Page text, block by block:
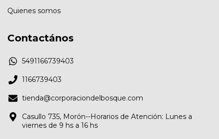
Quienes somos
Contactános
5491166739403
1166739403
tienda@corporaciondelbosque.com
Casullo 735, Morón--Horarios de Atención: Lunes a
viernes de 9 hs a 16 hs